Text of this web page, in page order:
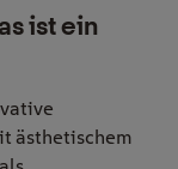
ist ein
ästhetischem